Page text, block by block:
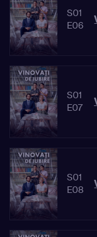
S01
E06
S01
E07
S01
E08